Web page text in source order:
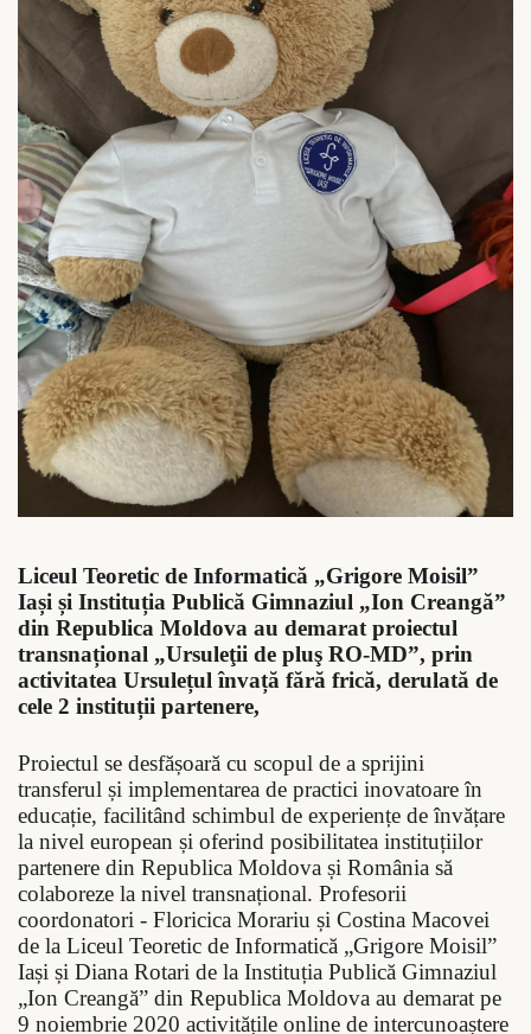
Liceul Teoretic de Informatică „Grigore Moisil”
Iași și Instituția Publică Gimnaziul „Ion Creangă”
din Republica Moldova au demarat proiectul
transnațional „Ursuleţii de pluş RO-MD”, prin
activitatea Ursulețul învață fără frică, derulată de
cele 2 instituții partenere,
Proiectul se desfășoară cu scopul de a sprijini
transferul și implementarea de practici inovatoare în
educație, facilitând schimbul de experiențe de învățare
la nivel european și oferind posibilitatea instituțiilor
partenere din Republica Moldova și România să
colaboreze la nivel transnațional. Profesorii
coordonatori - Floricica Morariu și Costina Macovei
de la Liceul Teoretic de Informatică „Grigore Moisil”
Iași și Diana Rotari de la Instituția Publică Gimnaziul
„Ion Creangă” din Republica Moldova au demarat pe
9 noiembrie 2020 activitățile online de intercunoaștere